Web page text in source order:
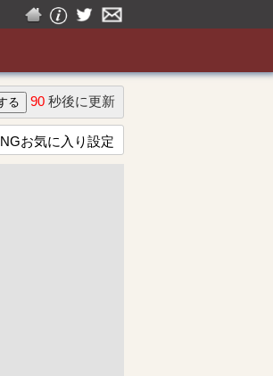
90 秒後に更新
NGお気に入り設定